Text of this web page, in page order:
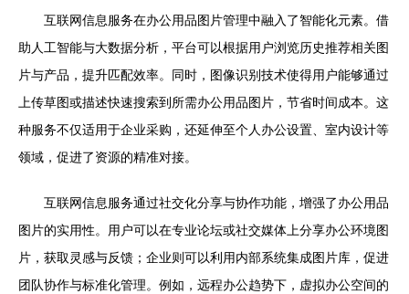
互联网信息服务在办公用品图片管理中融入了智能化元素。借
助人工智能与大数据分析，平台可以根据用户浏览历史推荐相关图
片与产品，提升匹配效率。同时，图像识别技术使得用户能够通过
上传草图或描述快速搜索到所需办公用品图片，节省时间成本。这
种服务不仅适用于企业采购，还延伸至个人办公设置、室内设计等
领域，促进了资源的精准对接。
互联网信息服务通过社交化分享与协作功能，增强了办公用品
图片的实用性。用户可以在专业论坛或社交媒体上分享办公环境图
片，获取灵感与反馈；企业则可以利用内部系统集成图片库，促进
团队协作与标准化管理。例如，远程办公趋势下，虚拟办公空间的